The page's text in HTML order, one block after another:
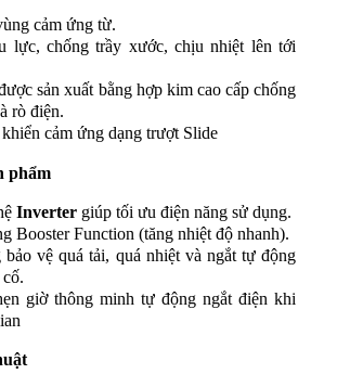
Liên, TP Lào Cai
cảm ứng từ.
lực, chống trầy xước, chịu nhiệt lên tới
sản xuất bằng hợp kim cao cấp chống
rò điện.
cảm ứng dạng trượt Slide
phẩm
Inverter giúp tối ưu điện năng sử dụng.
Booster Function (tăng nhiệt độ nhanh).
bảo vệ quá tải, quá nhiệt và ngắt tự động
giờ thông minh tự động ngắt điện khi